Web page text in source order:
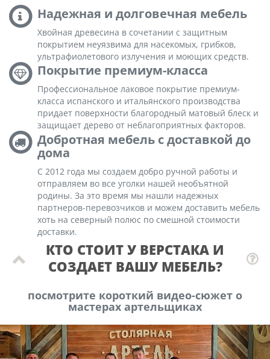
Надежная и долговечная мебель
Хвойная древесина в сочетании с защитным
покрытием неуязвима для насекомых, грибков,
ультрафиолетового излучения и моющих средств.
Покрытие премиум-класса
Профессиональное лаковое покрытие премиум-
класса испанского и итальянского производства
придает поверхности благородный матовый блеск и
защищает дерево от неблагоприятных факторов.
Добротная мебель с доставкой до
дома
С 2012 года мы создаем добро ручной работы и
отправляем во все уголки нашей необъятной
родины. За это время мы нашли надежных
партнеров-перевозчиков и можем доставить мебель
хоть на северный полюс по смешной стоимости
доставки.
КТО СТОИТ У ВЕРСТАКА И
СОЗДАЕТ ВАШУ МЕБЕЛЬ?
посмотрите короткий видео-сюжет о
мастерах артельщиках